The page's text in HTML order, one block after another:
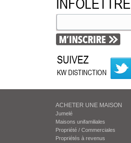
INFOLETTRE
SUIVEZ
KW DISTINCTION
ACHETER UNE MAISON
Jumelé
Maisons unifamiliales
Propriété / Commerciales
Propriétés à revenus